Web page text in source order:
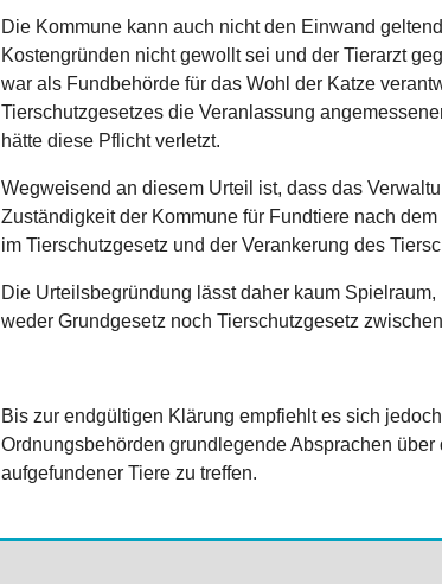
Die Kommune kann auch nicht den Einwand
Kostengründen nicht gewollt sei und der Tierarzt
war als Fundbehörde für das Wohl der Katze
Tierschutzgesetzes die Veranlassung
hätte diese Pflicht verletzt.
Wegweisend an diesem Urteil ist, dass das
Zuständigkeit der Kommune für Fundtiere nach
im Tierschutzgesetz und der Verankerung des
Die Urteilsbegründung lässt daher kaum
weder Grundgesetz noch Tierschutzgesetz
Bis zur endgültigen Klärung empfiehlt es sich
Ordnungsbehörden grundlegende Absprachen
aufgefundener Tiere zu treffen.